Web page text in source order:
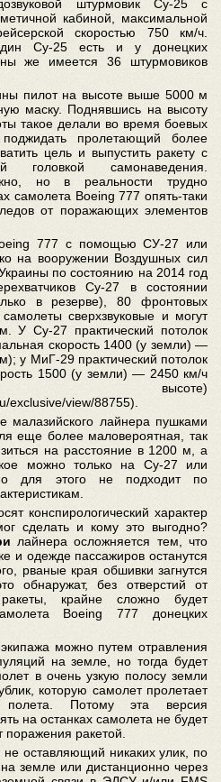
штурмовик Су-25 с
кабиной, максимальной
скоростью 750 км/ч.
Су-25 есть и у донецких
же имеется 36 штурмовиков
пилот на высоте выше 5000 м
маску. Поднявшись на высоту
такое делали во время боевых
пролетающий более
цель и выпустить ракету с
головкой самонаведения.
но в реальности трудно
самолета Boeing 777 опять-таки
от поражающих элементов
777 с помощью СУ-27 или
на вооружении Воздушных сил
по состоянию на 2014 год
Су-27 в состоянии
в резерве), 80 фронтовых
сверхзвуковые и могут
У Су-27 практический потолок
скорость 1400 (у земли) —
у МиГ-29 практический потолок
1500 (у земли) — 2450 км/ч
exclusive/view/88755).
малазийского лайнера пушками
еще более маловероятная, так
на расстояние в 1200 м, а
можно только на Су-27 или
для этого не подходит по
конспирологический характер
сделать и кому это выгодно?
лайнера осложняется тем, что
и одежде пассажиров останутся
рваные края обшивки загнутся
обнаружат, без отверстий от
крайне сложно будет
Boeing 777 донецких
экипажа можно путем отравления
на земле, но тогда будет
в очень узкую полосу земли
которую самолет пролетает
Потому эта версия
на останках самолета не будет
поражения ракетой.
оставляющий никаких улик, по
земле или дистанционно через